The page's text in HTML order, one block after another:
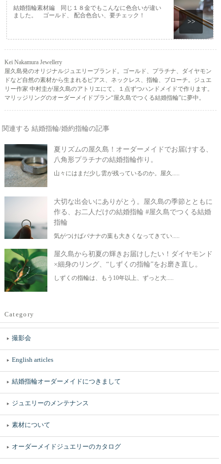
>>
結婚指輪素材編 同じ１８金でもこんなに色合いが違い
ました。 ゴールド、 配合色合い、要チェック！
Kei Nakamura Jewellery
屋久島発のオリジナルジュエリーブランド。ゴールド、プラチナ、ダイヤモン
ドなど自然の素材から生まれるピアス、ネックレス、指輪、ブローチ。ジュエ
リー作家 中村圭が屋久島のアトリエにて、１点ずつハンドメイドで作ります。
マリッジリングのオーダーメイドプラン“屋久島でつくる結婚指輪”に夢中。
関連する 結婚指輪/婚約指輪の記事
夏リズムの屋久島！オーダーメイドでお届けする、
八角形プラチナの結婚指輪作り。
山々にはまだ少し雲が残っているのか。屋久.....
大切な出会いにありがとう。屋久島の季節とともに
作る、お二人だけの結婚指輪 #屋久島でつくる結婚
指輪
気がつけばバナナの葉も大きくなってきてい.....
屋久島から初夏の輝きお届けしたい！ダイヤモンド
×細身のリング、“しずくの指輪”をお磨き直し。
しずくの指輪は、もう10年以上、ずっと大.....
Category
撮影会
English articles
結婚指輪オーダーメイドにつきまして
ジュエリーのメンテナンス
素材について
オーダーメイドジュエリーのカタログ